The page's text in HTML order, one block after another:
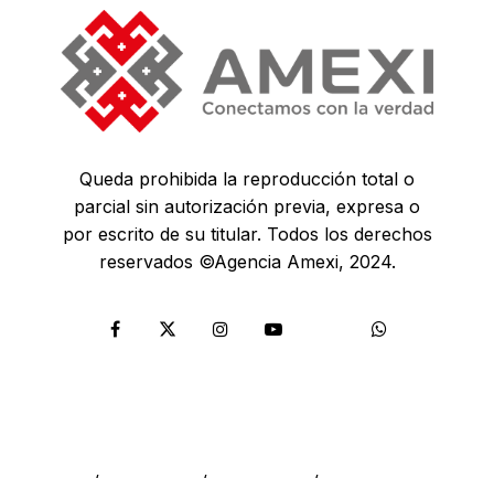
Queda prohibida la reproducción total o
parcial sin autorización previa, expresa o
por escrito de su titular. Todos los derechos
reservados ©Agencia Amexi, 2024.